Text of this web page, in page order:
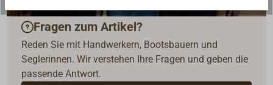
Fragen zum Artikel?
Reden Sie mit Handwerkern, Bootsbauern und
Seglerinnen. Wir verstehen Ihre Fragen und geben die
passende Antwort.